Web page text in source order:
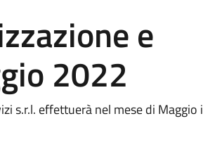
e
2022
s.r.l. effettuerà nel mese di Maggio i